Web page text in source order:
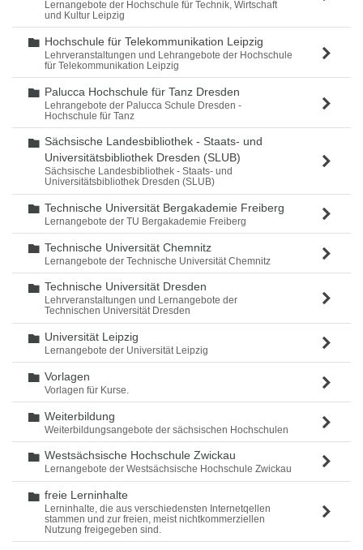
Lernangebote der Hochschule für Technik, Wirtschaft
und Kultur Leipzig
Ordner
Hochschule für Telekommunikation Leipzig
Lehrveranstaltungen und Lehrangebote der Hochschule
für Telekommunikation Leipzig
Ordner
Palucca Hochschule für Tanz Dresden
Lehrangebote der Palucca Schule Dresden -
Hochschule für Tanz
Ordner
Sächsische Landesbibliothek - Staats- und
Universitätsbibliothek Dresden (SLUB)
Sächsische Landesbibliothek - Staats- und
Universitätsbibliothek Dresden (SLUB)
Ordner
Technische Universität Bergakademie Freiberg
Lernangebote der TU Bergakademie Freiberg
Ordner
Technische Universität Chemnitz
Lernangebote der Technische Universität Chemnitz
Ordner
Technische Universität Dresden
Lehrveranstaltungen und Lernangebote der
Technischen Universität Dresden
Ordner
Universität Leipzig
Lernangebote der Universität Leipzig
Ordner
Vorlagen
Vorlagen für Kurse.
Ordner
Weiterbildung
Weiterbildungsangebote der sächsischen Hochschulen
Ordner
Westsächsische Hochschule Zwickau
Lernangebote der Westsächsische Hochschule Zwickau
Ordner
freie Lerninhalte
Lerninhalte, die aus verschiedensten Internetqellen
stammen und zur freien, meist nichtkommerziellen
Nutzung freigegeben sind.